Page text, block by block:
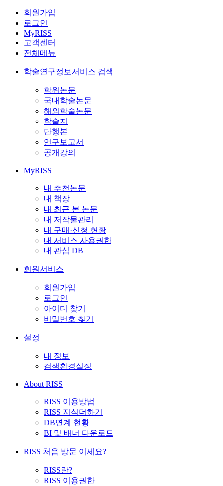
회원가입
로그인
MyRISS
고객센터
전체메뉴
학술연구정보서비스 검색
학위논문
국내학술논문
해외학술논문
학술지
단행본
연구보고서
공개강의
MyRISS
내 추천논문
내 책장
내 최근 본 논문
내 저작물관리
내 구매·신청 현황
내 서비스 사용권한
내 관심 DB
회원서비스
회원가입
로그인
아이디 찾기
비밀번호 찾기
설정
내 정보
검색환경설정
About RISS
RISS 이용방법
RISS 지식더하기
DB연계 현황
BI 및 배너 다운로드
RISS 처음 방문 이세요?
RISS란?
RISS 이용권한